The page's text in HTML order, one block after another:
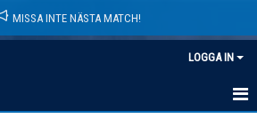
MISSA INTE NÄSTA MATCH!
LOGGA IN